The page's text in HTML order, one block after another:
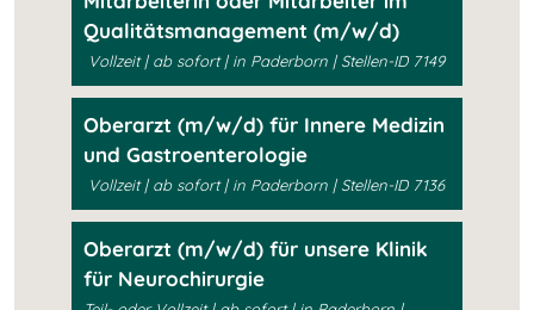
Qualitätsmanagement (m/w/d)
Vollzeit | ab sofort | in Paderborn | Stellen-ID 7149
Oberarzt (m/w/d) für Innere Medizin
und Gastroenterologie
Vollzeit | ab sofort | in Paderborn | Stellen-ID 7136
Oberarzt (m/w/d) für unsere Klinik
für Neurochirurgie